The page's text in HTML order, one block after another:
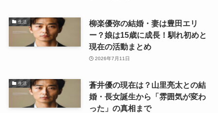
生活
柳楽優弥の結婚・妻は豊田エリ
ー？娘は15歳に成長！馴れ初めと
現在の活動まとめ
2026年7月11日
生活
蒼井優の現在は？山里亮太との結
婚・長女誕生から「雰囲気が変わ
った」の真相まで